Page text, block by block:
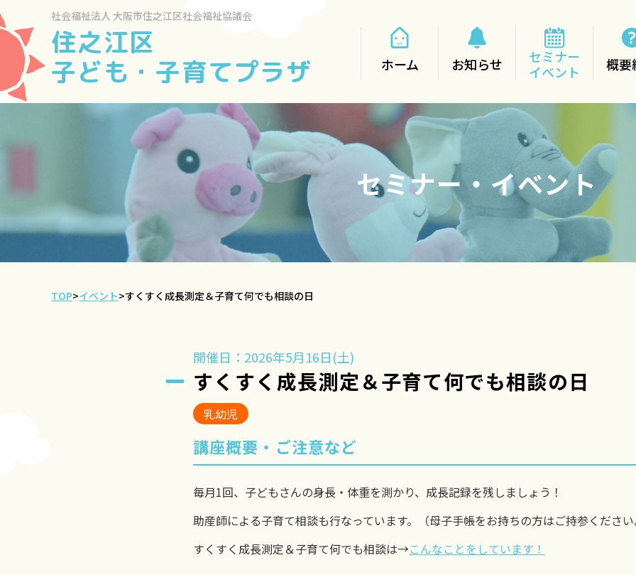
社会福祉法人 大阪市住之江区社会福祉協議会
住之江区
子ども・子育てプラザ
ホーム お知らせ
セミナー
イベント
概要
セミナー・イベント
TOP>イベント>すくすく成長測定＆子育て何でも相談の日
開催日：2026年5月16日(土)
すくすく成長測定＆子育て何でも相談の日
乳幼児
講座概要・ご注意など
毎月1回、子どもさんの身長・体重を測かり、成長記録を残しましょう！
助産師による子育て相談も行なっています。（母子手帳をお持ちの方はご持参くださ
すくすく成長測定＆子育て何でも相談は→こんなことをしています！